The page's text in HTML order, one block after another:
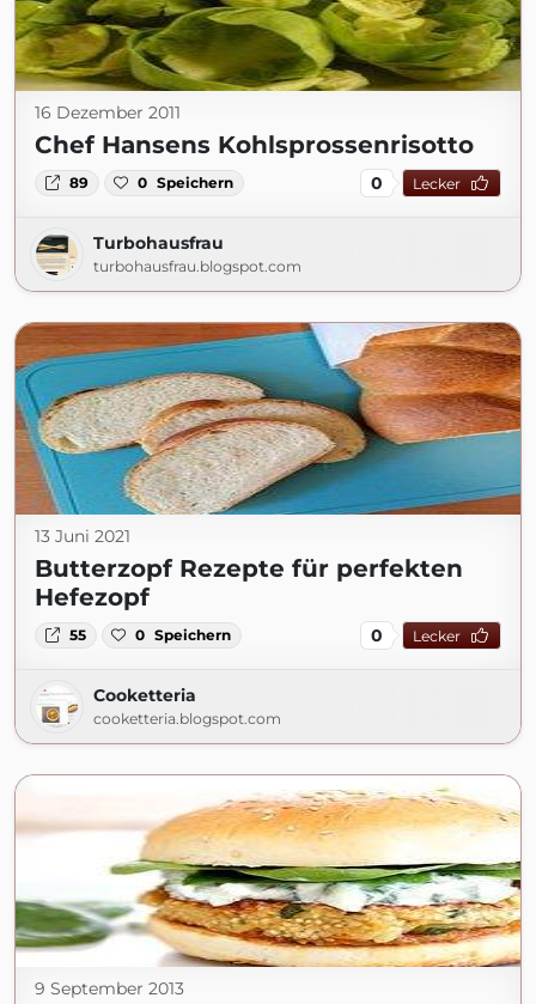
16 Dezember 2011
Chef Hansens Kohlsprossenrisotto
89 0 Speichern 0 Lecker
Turbohausfrau
turbohausfrau.blogspot.com
13 Juni 2021
Butterzopf Rezepte für perfekten
Hefezopf
55 0 Speichern 0 Lecker
Cooketteria
cooketteria.blogspot.com
9 September 2013